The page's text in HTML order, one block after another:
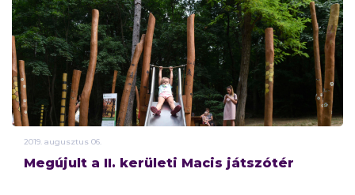
2019. augusztus 06.
Megújult a II. kerületi Macis játszótér